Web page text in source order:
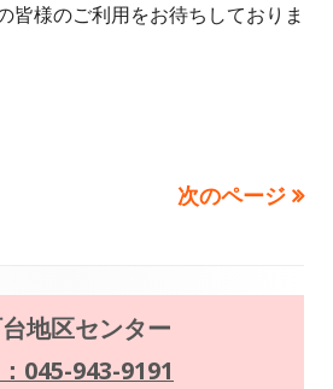
皆様のご利用をお待ちしておりま
次のページ
地区センター
045-943-9191